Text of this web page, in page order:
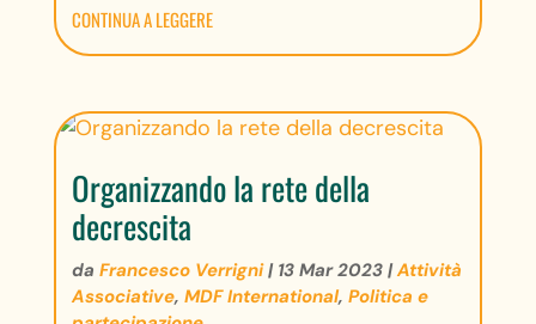
CONTINUA A LEGGERE
Organizzando la rete della
decrescita
da Francesco Verrigni| 13 Mar 2023|Attività
Associative, MDF International, Politica e